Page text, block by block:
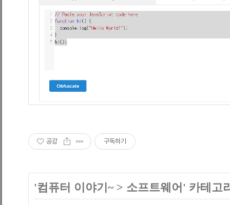
공감 구독하기
'컴퓨터 이야기~> 소프트웨어 ' 카테고